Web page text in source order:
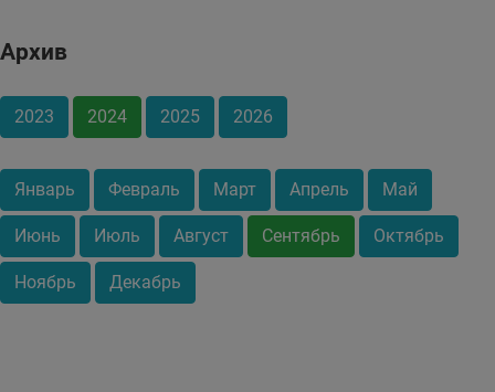
Архив
2023 2024 2025 2026
Январь Февраль Март Апрель Май
Июнь Июль Август Сентябрь Октябрь
Ноябрь Декабрь